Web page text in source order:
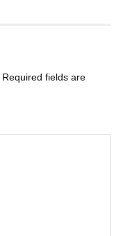
Required fields are